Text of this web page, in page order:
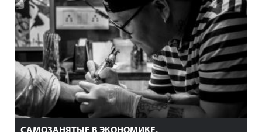
САМОЗАНЯТЫЕ В ЭКОНОМИКЕ.